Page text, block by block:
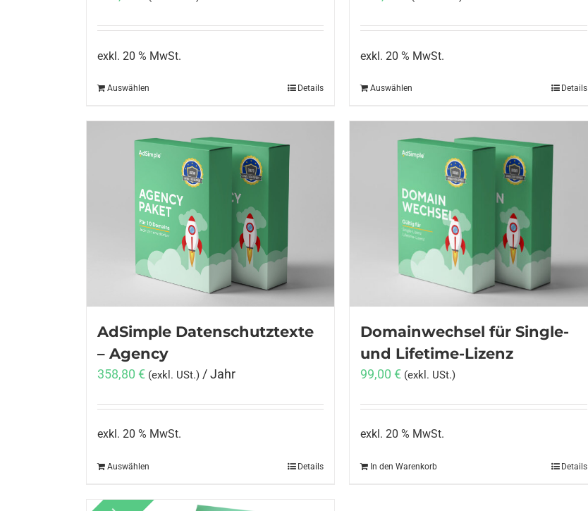
exkl. 20 % MwSt.
Auswählen Details
exkl. 20 % MwSt.
Auswählen Details
AdSimple Datenschutztexte
– Agency
358,80 € (exkl. USt.) / Jahr
exkl. 20 % MwSt.
Auswählen Details
Domainwechsel für Single-
und Lifetime-Lizenz
99,00€ (exkl. USt.)
exkl. 20 % MwSt.
In den Warenkorb Details